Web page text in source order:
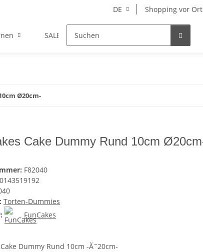
DE Shopping vor Ort
SALE Hersteller
Ø20cm-
Cake Dummy Rund 10cm
F82040
Torten-Dummies
FunCakes
Dummy Rund 10cm -Ã˜20cm-